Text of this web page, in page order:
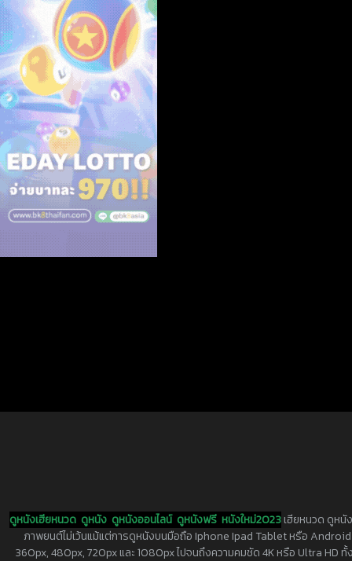
ดูหนังเฮียหนวด ดูหนัง ดูหนังออนไลน์ ดูหนังฟรี หนังใหม่2023เฮียหนวด ดูหนั
ภาพยนต์ไม่เว้นแม้แต่การดูหนังบนมือถือ Iphone Ipad Tablet หรือ
360px, 480px, 720px และ 1080px ไปจนถึงความคมชัด 4K หรือ Ultra HD